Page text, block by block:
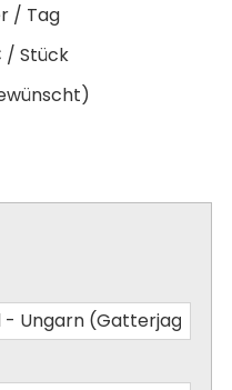
/ Tag
/ Stück